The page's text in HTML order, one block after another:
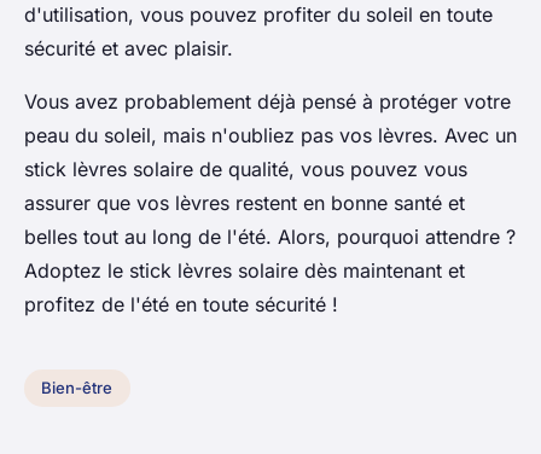
d'utilisation, vous pouvez profiter du soleil en toute
sécurité et avec plaisir.
Vous avez probablement déjà pensé à protéger votre
peau du soleil, mais n'oubliez pas vos lèvres. Avec un
stick lèvres solaire de qualité, vous pouvez vous
assurer que vos lèvres restent en bonne santé et
belles tout au long de l'été. Alors, pourquoi attendre ?
Adoptez le stick lèvres solaire dès maintenant et
profitez de l'été en toute sécurité !
Bien-être